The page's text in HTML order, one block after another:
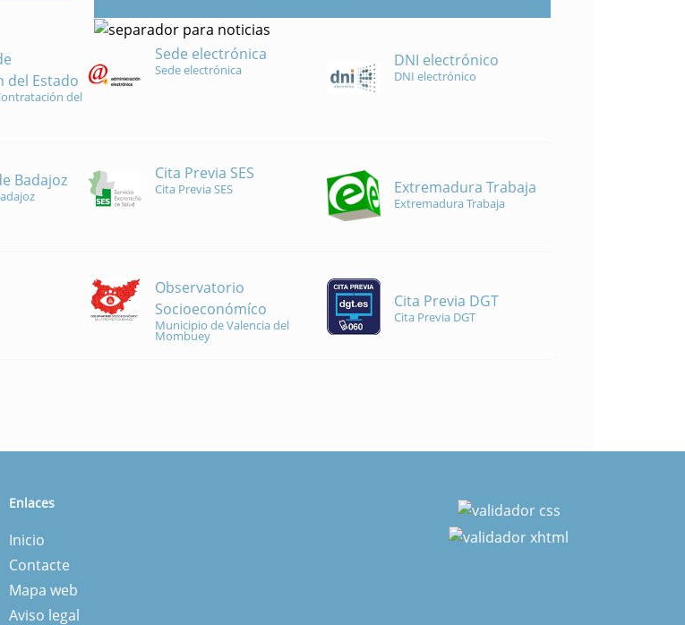
del Estado
del
Sede electrónica
Sede electrónica DNI electrónico
DNI electrónico
Badajoz Cita Previa SES
Cita Previa SES Extremadura Trabaja
Extremadura Trabaja
Observatorio
Socioeconómíco
Municipio de Valencia del
Mombuey
Cita Previa DGT
Cita Previa DGT
Enlaces
Inicio
Contacte
Mapa web
Aviso legal